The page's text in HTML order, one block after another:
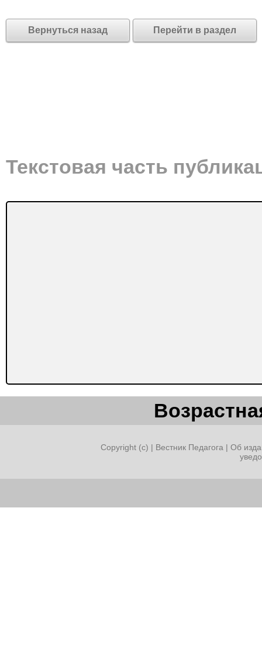
Вернуться назад Перейти в раздел
Текстовая часть
Copyright (c) | Вестник Педагога | Об